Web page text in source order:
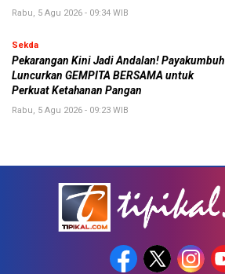
Rabu, 5 Agu 2026 - 09:34 WIB
Sekda
Pekarangan Kini Jadi Andalan! Payakumbuh
Luncurkan GEMPITA BERSAMA untuk
Perkuat Ketahanan Pangan
Rabu, 5 Agu 2026 - 09:23 WIB